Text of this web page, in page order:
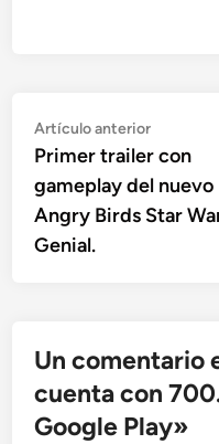
Navegación
de
entradas
Artículo anteriorArtículo
anterior:
Primer trailer con
gameplay del nuevo
Angry Birds Star
Genial.
Un comentario
cuenta con
Google Play»